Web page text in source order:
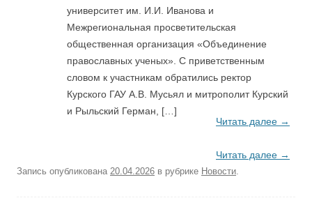
университет им. И.И. Иванова и
Межрегиональная просветительская
общественная организация «Объединение
православных ученых». С приветственным
словом к участникам обратились ректор
Курского ГАУ А.В. Мусьял и митрополит Курский
и Рыльский Герман, […]
Читать далее →
Читать далее →
Запись опубликована 20.04.2026 в рубрике Новости.